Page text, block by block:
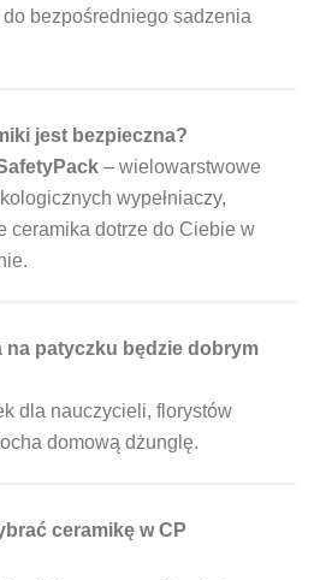
bezpośredniego sadzenia
jest bezpieczna?
– wielowarstwowe
wypełniaczy,
ceramika dotrze do Ciebie w
na patyczku będzie dobrym
dla nauczycieli, florystów
domową dżunglę.
ceramikę w CP